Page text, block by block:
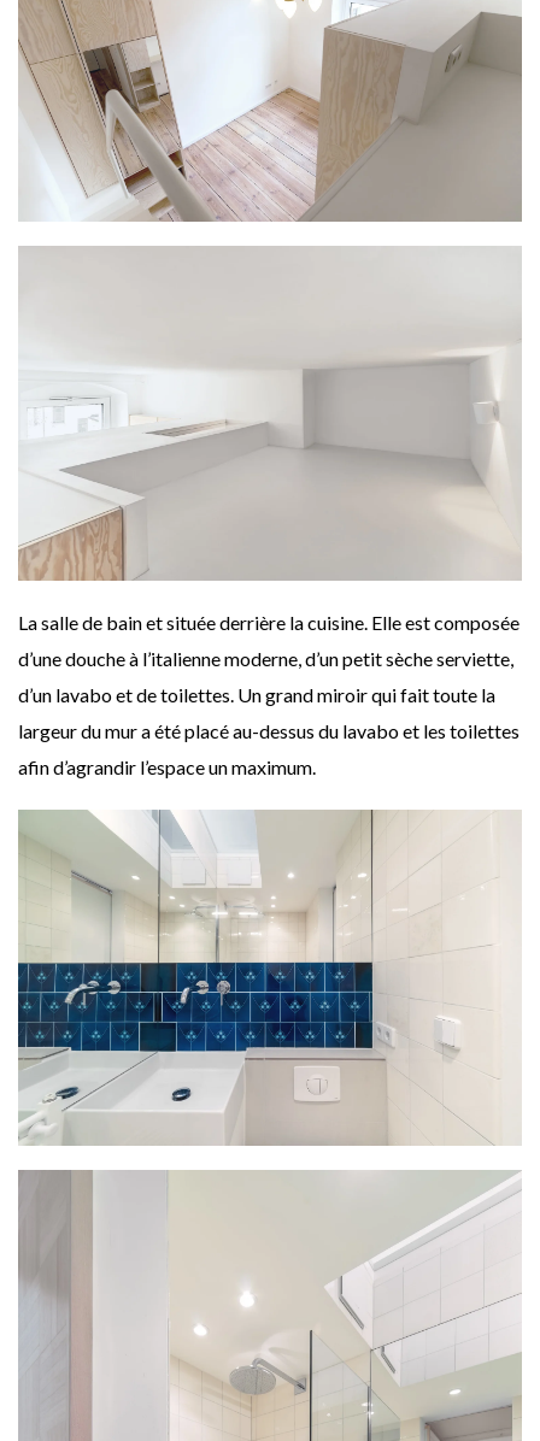
La salle de bain et située derrière la cuisine. Elle est composée
d’une douche à l’italienne moderne, d’un petit sèche serviette,
d’un lavabo et de toilettes. Un grand miroir qui fait toute la
largeur du mur a été placé au-dessus du lavabo et les toilettes
afin d’agrandir l’espace un maximum.